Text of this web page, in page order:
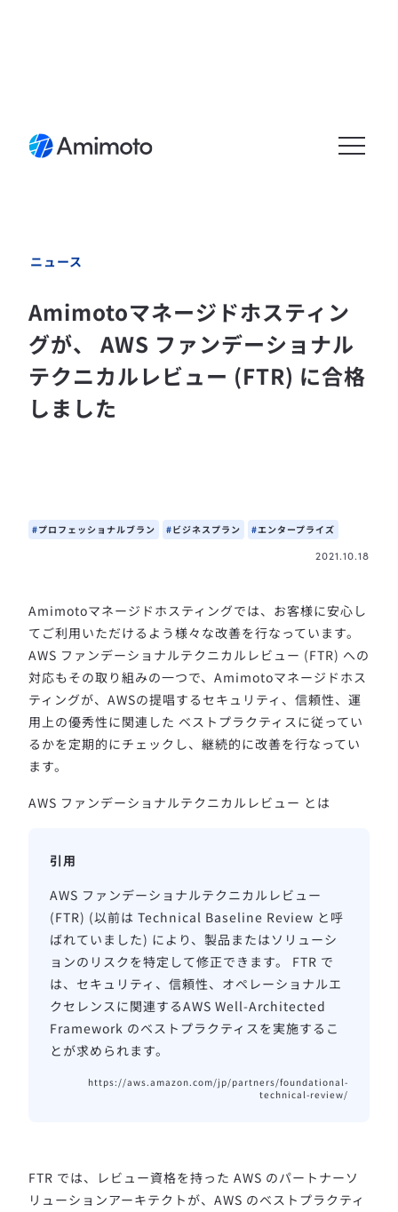
ニュース
Amimotoマネージドホスティン
グが、 AWS ファンデーショナル
テクニカルレビュー (FTR) に合格
しました
プロフェッショナルブラン ビジネスプラン エンタープライズ
2021.10.18
Amimotoマネージドホスティングでは、お客様に安心し
てご利用いただけるよう様々な改善を行なっています。
AWS ファンデーショナルテクニカルレビュー (FTR) への
対応もその取り組みの一つで、Amimotoマネージドホス
ティングが、AWSの提唱するセキュリティ、信頼性、運
用上の優秀性に関連した ベストプラクティスに従ってい
るかを定期的にチェックし、継続的に改善を行なってい
ます。
AWS ファンデーショナルテクニカルレビュー とは
AWS ファンデーショナルテクニカルレビュー
(FTR) (以前は Technical Baseline Review と呼
ばれていました) により、製品またはソリューシ
ョンのリスクを特定して修正できます。 FTR で
は、セキュリティ、信頼性、オペレーショナルエ
クセレンスに関連するAWS Well-Architected
Framework のベストプラクティスを実施するこ
とが求められます。
https://aws.amazon.com/jp/partners/foundational-
technical-review/
FTR では、レビュー資格を持った AWS のパートナーソ
リューションアーキテクトが、AWS のベストプラクティ